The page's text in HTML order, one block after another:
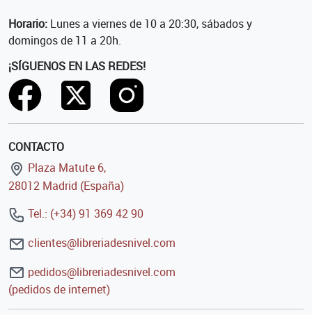
Horario: Lunes a viernes de 10 a 20:30, sábados y
domingos de 11 a 20h.
¡SÍGUENOS EN LAS REDES!
CONTACTO
Plaza Matute 6,
28012 Madrid (España)
Tel.: (+34) 91 369 42 90
clientes@libreriadesnivel.com
pedidos@libreriadesnivel.com
(pedidos de internet)